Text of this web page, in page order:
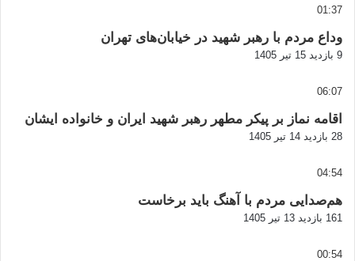
01:37
وداع مردم با رهبر شهید در خیابان‌های تهران
9 بازدید 15 تیر 1405
06:07
اقامه نماز بر پیکر مطهر رهبر شهید ایران و خانواده ایشان
28 بازدید 14 تیر 1405
04:54
هم‌صدایی مردم با آهنگ باید برخاست
161 بازدید 13 تیر 1405
00:54